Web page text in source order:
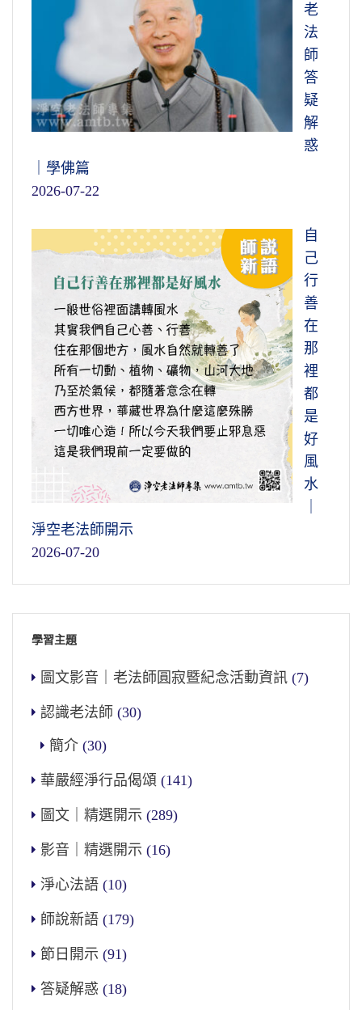
老
法
師
答
疑
解
惑
｜學佛篇
2026-07-22
自
己
行
善
在
那
裡
都
是
好
風
水
淨空老法師開示
2026-07-20
學習主題
圖文影音｜老法師圓寂暨紀念活動資訊 (7)
認識老法師 (30)
簡介 (30)
華嚴經淨行品偈頌 (141)
圖文｜精選開示 (289)
影音｜精選開示 (16)
淨心法語 (10)
師說新語 (179)
節日開示 (91)
答疑解惑 (18)